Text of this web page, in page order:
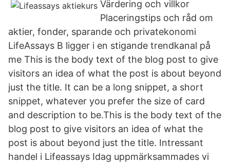
Värdering och villkor
Placeringstips och råd om
aktier, fonder, sparande och privatekonomi
LifeAssays B ligger i en stigande trendkanal på
me This is the body text of the blog post to give
visitors an idea of what the post is about beyond
just the title. It can be a long snippet, a short
snippet, whatever you prefer the size of card
and description to be.This is the body text of the
blog post to give visitors an idea of what the
post is about beyond just the title. Intressant
handel i Lifeassays Idag uppmärksammades vi